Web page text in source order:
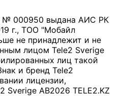
№ 000950 выдана АИС РК
г., ТОО "Мобайл
не принадлежит и не
лицом Tele2 Sverige
лиц такой
и бренд Tele2
лицензии,
Sverige AB2026 TELE2.KZ